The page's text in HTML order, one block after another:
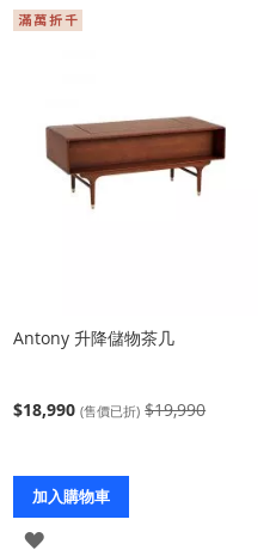
入
Antony 升降儲物茶几
$18,990 (售價已折) $19,990
加入購物車
登